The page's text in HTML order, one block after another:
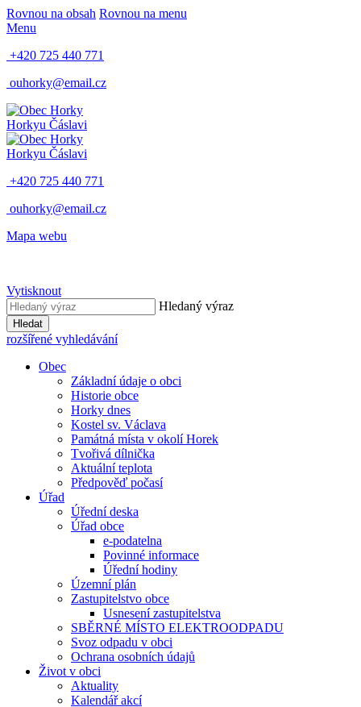
Rovnou na obsah Rovnou na menu
Menu
+420 725 440 771
ouhorky@email.cz
Horkyu Čáslavi
Horkyu Čáslavi
+420 725 440 771
ouhorky@email.cz
Mapa webu
Vytisknout
Hledaný výraz
Hledat
rozšířené vyhledávání
Obec
Základní údaje o obci
Historie obce
Horky dnes
Kostel sv. Václava
Památná místa v okolí Horek
Tvořivá dílnička
Aktuální teplota
Předpověď počasí
Úřad
Úřední deska
Úřad obce
e-podatelna
Povinné informace
Úřední hodiny
Územní plán
Zastupitelstvo obce
Usnesení zastupitelstva
SBĚRNÉ MÍSTO ELEKTROODPADU
Svoz odpadu v obci
Ochrana osobních údajů
Život v obci
Aktuality
Kalendář akcí